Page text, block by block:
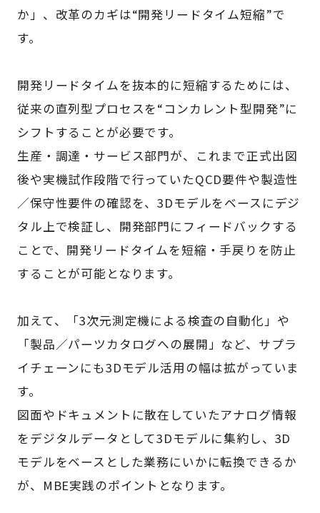
か」、改革のカギは“開発リードタイム短縮”で
す。
開発リードタイムを抜本的に短縮するためには、
従来の直列型プロセスを“コンカレント型開発”に
シフトすることが必要です。
生産・調達・サービス部門が、これまで正式出図
後や実機試作段階で行っていたQCD要件や製造性
／保守性要件の確認を、3Dモデルをベースにデジ
タル上で検証し、開発部門にフィードバックする
ことで、開発リードタイムを短縮・手戻りを防止
することが可能となります。
加えて、「3次元測定機による検査の自動化」や
「製品／パーツカタログへの展開」など、サプラ
イチェーンにも3Dモデル活用の幅は拡がっていま
す。
図面やドキュメントに散在していたアナログ情報
をデジタルデータとして3Dモデルに集約し、3D
モデルをベースとした業務にいかに転換できるか
が、MBE実践のポイントとなります。